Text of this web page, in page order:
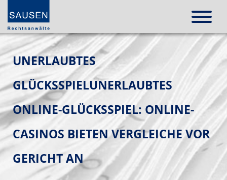
UNERLAUBTES
GLÜCKSSPIELUNERLAUBTES
ONLINE-GLÜCKSSPIEL: ONLINE-
CASINOS BIETEN VERGLEICHE VOR
GERICHT AN